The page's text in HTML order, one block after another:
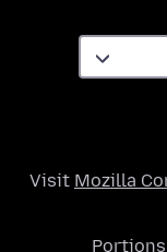
Visit Mozilla